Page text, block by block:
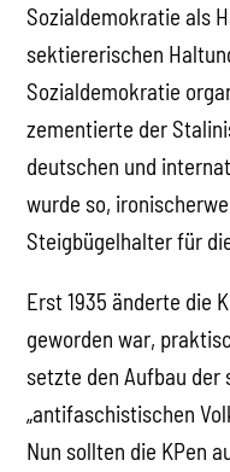
Sozialdemokratie als
sektiererischen
Sozialdemokratie
zementierte der
deutschen und
wurde so,
Steigbügelhalter für
Erst 1935 änderte die
geworden war,
setzte den Aufbau der
„antifaschistischen
Nun sollten die KPen